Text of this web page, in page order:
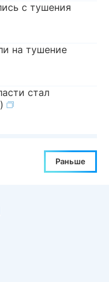
с тушения
на тушение
стал
Раньше